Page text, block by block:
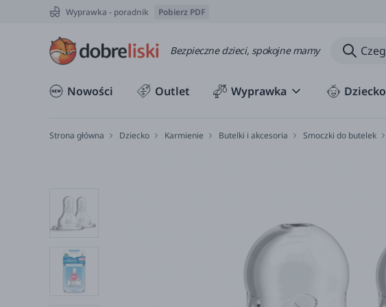
Wyprawka - poradnik Pobierz PDF
Bezpieczne dzieci, spokojne mamy
Nowości Outlet Wyprawka Dziecko
Strona główna Dziecko Karmienie Butelki i akcesoria Smoczki do butelek